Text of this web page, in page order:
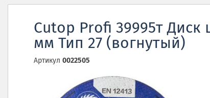
Cutop Profi 39995т
мм Тип 27 (вогнутый)
Артикул 0022505